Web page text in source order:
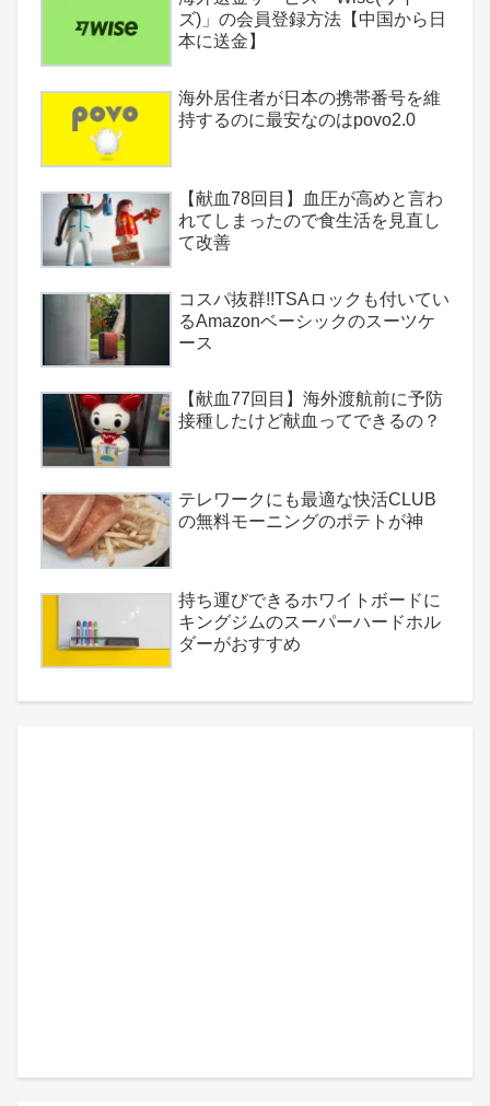
ズ)」の会員登録方法【中国から日
本に送金】
海外居住者が日本の携帯番号を維
持するのに最安なのはpovo2.0
【献血78回目】血圧が高めと言わ
れてしまったので食生活を見直し
て改善
コスパ抜群!!TSAロックも付いてい
るAmazonベーシックのスーツケ
ース
【献血77回目】海外渡航前に予防
接種したけど献血ってできるの？
テレワークにも最適な快活CLUB
の無料モーニングのポテトが神
持ち運びできるホワイトボードに
キングジムのスーパーハードホル
ダーがおすすめ